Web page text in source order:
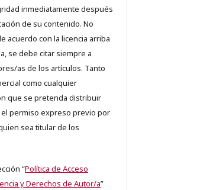
inmediatamente después
de su contenido. No
acuerdo con la licencia arriba
se debe citar siempre a
as de los artículos. Tanto
como cualquier
que se pretenda distribuir
permiso expreso previo por
sea titular de los
“Política de Acceso
y Derechos de Autor/a”